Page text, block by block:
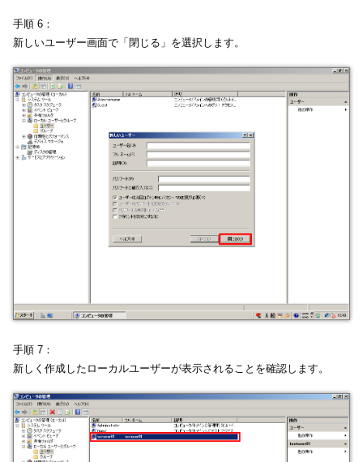
手順 6：
新しいユーザー画面で「閉じる」を選択します。
手順 7：
新しく作成したローカルユーザーが表示されることを確認します。